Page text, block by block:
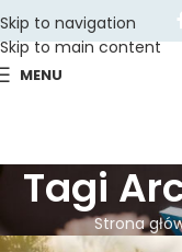
Skip to navigation
Skip to main content
MENU
Tagi
Strona